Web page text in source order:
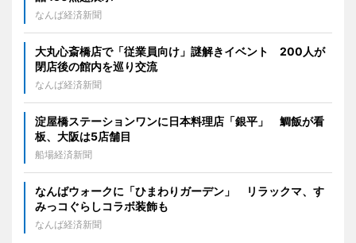
なんば経済新聞
大丸心斎橋店で「従業員向け」謎解きイベント 200人が
閉店後の館内を巡り交流
なんば経済新聞
淀屋橋ステーションワンに日本料理店「銀平」 鯛飯が看
板、大阪は5店舗目
船場経済新聞
なんばウォークに「ひまわりガーデン」 リラックマ、す
みっコぐらしコラボ装飾も
なんば経済新聞